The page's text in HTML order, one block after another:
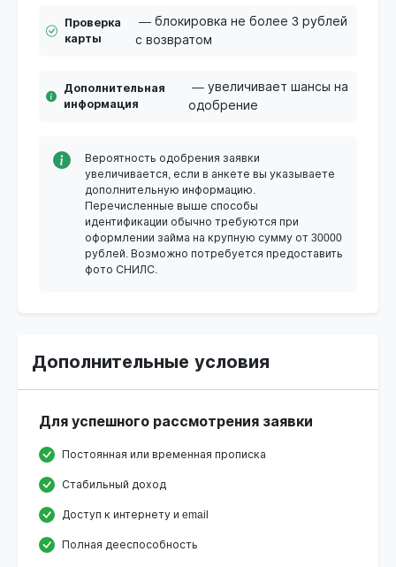
Проверка
карты
— блокировка не более 3 рублей
с возвратом
Дополнительная
информация
— увеличивает шансы на
одобрение
Вероятность одобрения заявки
увеличивается, если в анкете вы указываете
дополнительную информацию.
Перечисленные выше способы
идентификации обычно требуются при
оформлении займа на крупную сумму от 30000
рублей. Возможно потребуется предоставить
фото СНИЛС.
Дополнительные условия
Для успешного рассмотрения заявки
Постоянная или временная прописка
Стабильный доход
Доступ к интернету и email
Полная дееспособность